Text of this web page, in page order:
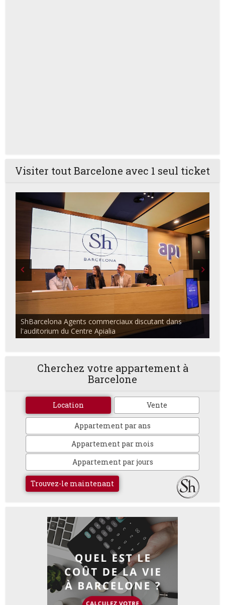
Visiter tout Barcelone avec 1 seul ticket
ShBarcelona Agents commerciaux discutant dans
l'auditorium du Centre Apialia
Cherchez votre appartement à
Barcelone
Location Vente
Appartement par ans
Appartement par mois
Appartement par jours
Trouvez-le maintenant